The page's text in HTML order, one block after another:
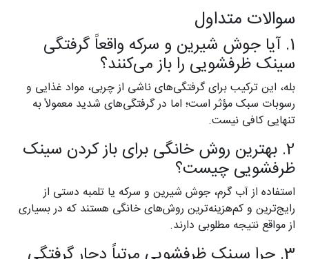
سوالات متداول
1. آیا جوش شیرین و سرکه واقعاً گرفتگی
سینک ظرفشویی را باز می‌کنند؟
بله، این ترکیب برای گرفتگی‌های ناشی از چربی، مواد غذایی و
رسوبات سبک مؤثر است؛ اما در گرفتگی‌های شدید معمولاً به
تنهایی کافی نیست.
2. بهترین روش خانگی برای باز کردن سینک
ظرفشویی چیست؟
استفاده از آب گرم، جوش شیرین و سرکه یا تلمبه دستی از
رایج‌ترین و کم‌هزینه‌ترین روش‌های خانگی هستند که در بسیاری
از مواقع نتیجه مطلوبی دارند.